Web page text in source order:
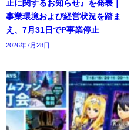
止に関するお知らせ』を発表｜
事業環境および経営状況を踏ま
え、7月31日でP事業停止
2026年7月28日